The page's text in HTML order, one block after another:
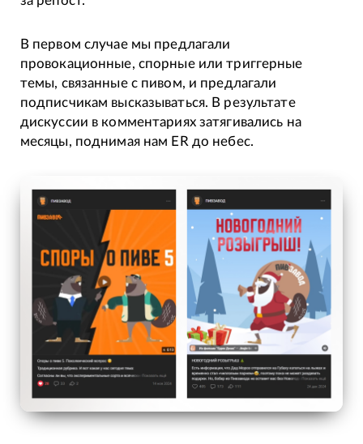
В первом случае мы предлагали
провокационные, спорные или триггерные
темы, связанные с пивом, и предлагали
подписчикам высказываться. В результате
дискуссии в комментариях затягивались на
месяцы, поднимая нам ER до небес.